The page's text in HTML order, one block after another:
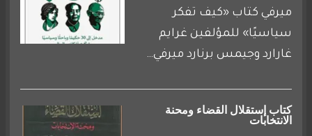
ميرفي كتاب «كيف تفكر
سياسيًا» للمؤلفين غرايم
غارارد وجيمس برنارد ميرفي…
كتاب إستقلال القضاء ومحنة
الانتخابات